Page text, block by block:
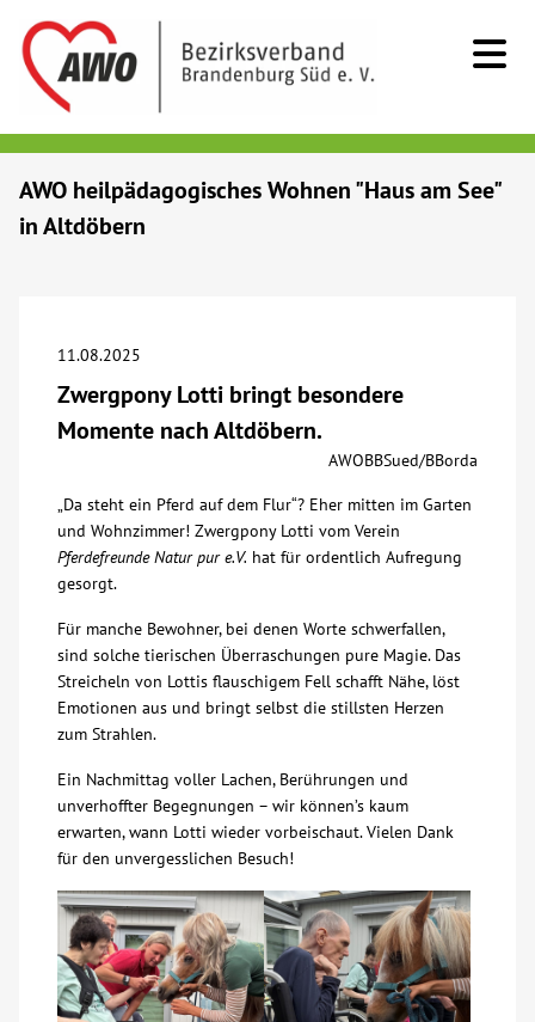
Senioren
Begegnung
Bildung
Über uns
Veranstaltungen
Spenden
Mitmachen
Karriere
Ausbildung
Glossar
AWO heilpädagogisches Wohnen "Haus am See"
in Altdöbern
11.08.2025
Zwergpony Lotti bringt besondere
Momente nach Altdöbern.
AWOBBSued/BBorda
„Da steht ein Pferd auf dem Flur“? Eher mitten im Garten
und Wohnzimmer! Zwergpony Lotti vom Verein
Pferdefreunde Natur pur e.V. hat für ordentlich Aufregung
gesorgt.
Für manche Bewohner, bei denen Worte schwerfallen,
sind solche tierischen Überraschungen pure Magie. Das
Streicheln von Lottis flauschigem Fell schafft Nähe, löst
Emotionen aus und bringt selbst die stillsten Herzen
zum Strahlen.
Ein Nachmittag voller Lachen, Berührungen und
unverhoffter Begegnungen – wir können’s kaum
erwarten, wann Lotti wieder vorbeischaut. Vielen Dank
für den unvergesslichen Besuch!